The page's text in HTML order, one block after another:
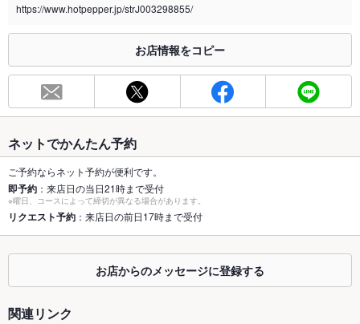
※2020年4月1日～受動喫煙対策に関する法律が施行されています。正しい情報はお店へお問い
総席数
40席(テーブル・ソファー席・カップルシートご用意しておりま
容人数
個室 なし
座敷 なし ：申し訳ございません。ご用意ございません。
掘りごたつ なし ：申し訳ございません。ご用意ございません。
https://www.hotpepper.jp/strJ003298855/
お店情報をコピー
ネットでかんたん予約
ご予約ならネット予約が便利です。
即予約 ：来店日の当日21時まで受付
※曜日、コースによって締切が異なる場合があります。
リクエスト予約 ：来店日の前日17時まで受付
お店からのメッセージに登録する
関連リンク